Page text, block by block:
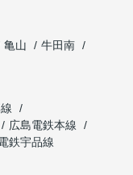
亀山
牛田南
広島電鉄本線
鉄宇品線